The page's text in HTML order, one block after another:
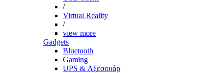
/
Virtual Reality
/
view more
Gadgets
Bluetooth
Gaming
UPS & Αξεσουάρ